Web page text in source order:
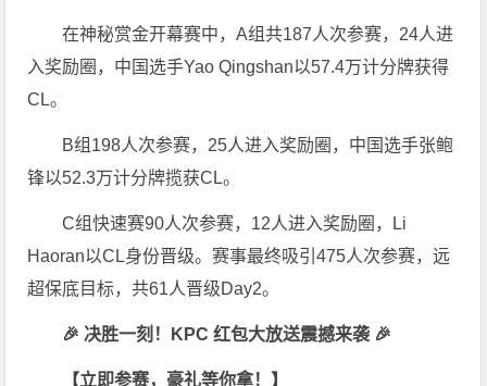
在神秘赏金开幕赛中，A组共187人次参赛，24人进
入奖励圈，中国选手Yao Qingshan以57.4万计分牌获得
CL。
B组198人次参赛，25人进入奖励圈，中国选手张鲍
锋以52.3万计分牌揽获CL。
C组快速赛90人次参赛，12人进入奖励圈，Li
Haoran以CL身份晋级。赛事最终吸引475人次参赛，远
超保底目标，共61人晋级Day2。
🎉 决胜一刻！KPC 红包大放送震撼来袭 🎉
【立即参赛，豪礼等你拿！】